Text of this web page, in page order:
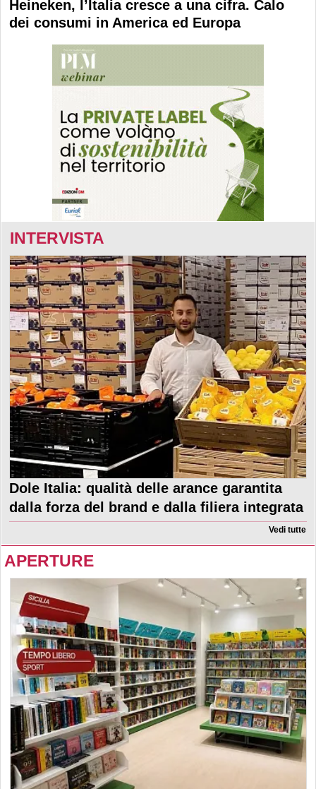
Heineken, l’Italia cresce a una cifra. Calo
dei consumi in America ed Europa
INTERVISTA
Dole Italia: qualità delle arance garantita
dalla forza del brand e dalla filiera integrata
Vedi tutte
APERTURE